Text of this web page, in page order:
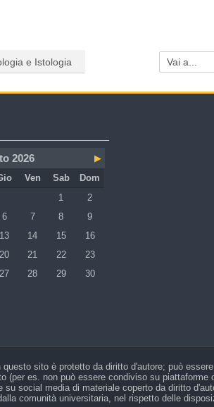
e Istologia
Vai a...
2026
▶︎
Venerdì
Ven Sabato
Sab Domenica
Dom
Nessun evento, sabato 1 agosto
1 Nessun evento, domenica 2
2
3 agosto
martedì 4 agosto
evento, mercoledì 5 agosto
Nessun evento, giovedì 6 agosto
6 Nessun evento, venerdì 7 agosto
7 Nessun evento, sabato 8 agosto
8 Nessun evento, domenica 9
9
10 agosto
martedì 11 agosto
evento, mercoledì 12 agosto
Nessun evento, giovedì 13 agosto
13 Nessun evento, venerdì 14 agosto
14 Nessun evento, sabato 15 agosto
15 Nessun evento, domenica 16
16
17 agosto
martedì 18 agosto
evento, mercoledì 19 agosto
Nessun evento, giovedì 20 agosto
20 Nessun evento, venerdì 21 agosto
21 Nessun evento, sabato 22 agosto
22 Nessun evento, domenica 23
23
24 agosto
martedì 25 agosto
evento, mercoledì 26 agosto
Nessun evento, giovedì 27 agosto
27 Nessun evento, venerdì 28 agosto
28 Nessun evento, sabato 29 agosto
29 Nessun evento, domenica 30
30
31 agosto
sito è protetto da diritto d'autore; può
(per es. non può essere condiviso su
su social media di materiale coperto da diritto
comunità universitaria, nel rispetto delle